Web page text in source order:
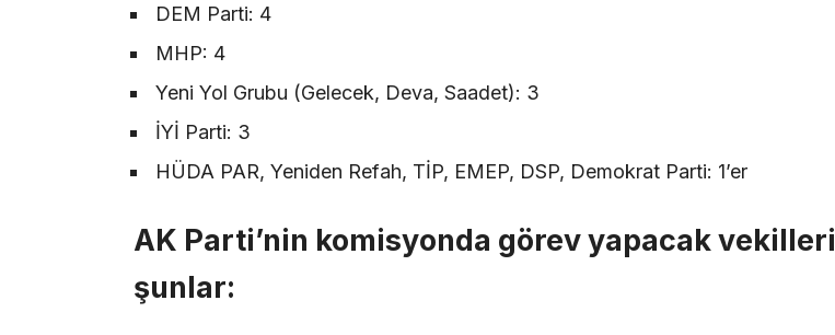
DEM Parti: 4
MHP: 4
Yeni Yol Grubu (Gelecek, Deva, Saadet): 3
İYİ Parti: 3
HÜDA PAR, Yeniden Refah, TİP, EMEP, DSP, Demokrat Parti: 1’er
AK Parti’nin komisyonda görev yapacak vekilleri
şunlar: